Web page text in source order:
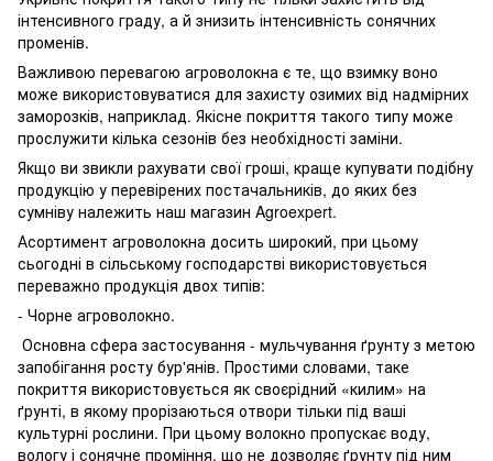
інтенсивного граду, а й знизить інтенсивність сонячних
променів.
Важливою перевагою агроволокна є те, що взимку воно
може використовуватися для захисту озимих від надмірних
заморозків, наприклад. Якісне покриття такого типу може
прослужити кілька сезонів без необхідності заміни.
Якщо ви звикли рахувати свої гроші, краще купувати подібну
продукцію у перевірених постачальників, до яких без
сумніву належить наш магазин Agroexpert.
Асортимент агроволокна досить широкий, при цьому
сьогодні в сільському господарстві використовується
переважно продукція двох типів:
- Чорне агроволокно.
Основна сфера застосування - мульчування ґрунту з метою
запобігання росту бур'янів. Простими словами, таке
покриття використовується як своєрідний «килим» на
ґрунті, в якому прорізаються отвори тільки під ваші
культурні рослини. При цьому волокно пропускає воду,
вологу і сонячне проміння, що не дозволяє ґрунту під ним